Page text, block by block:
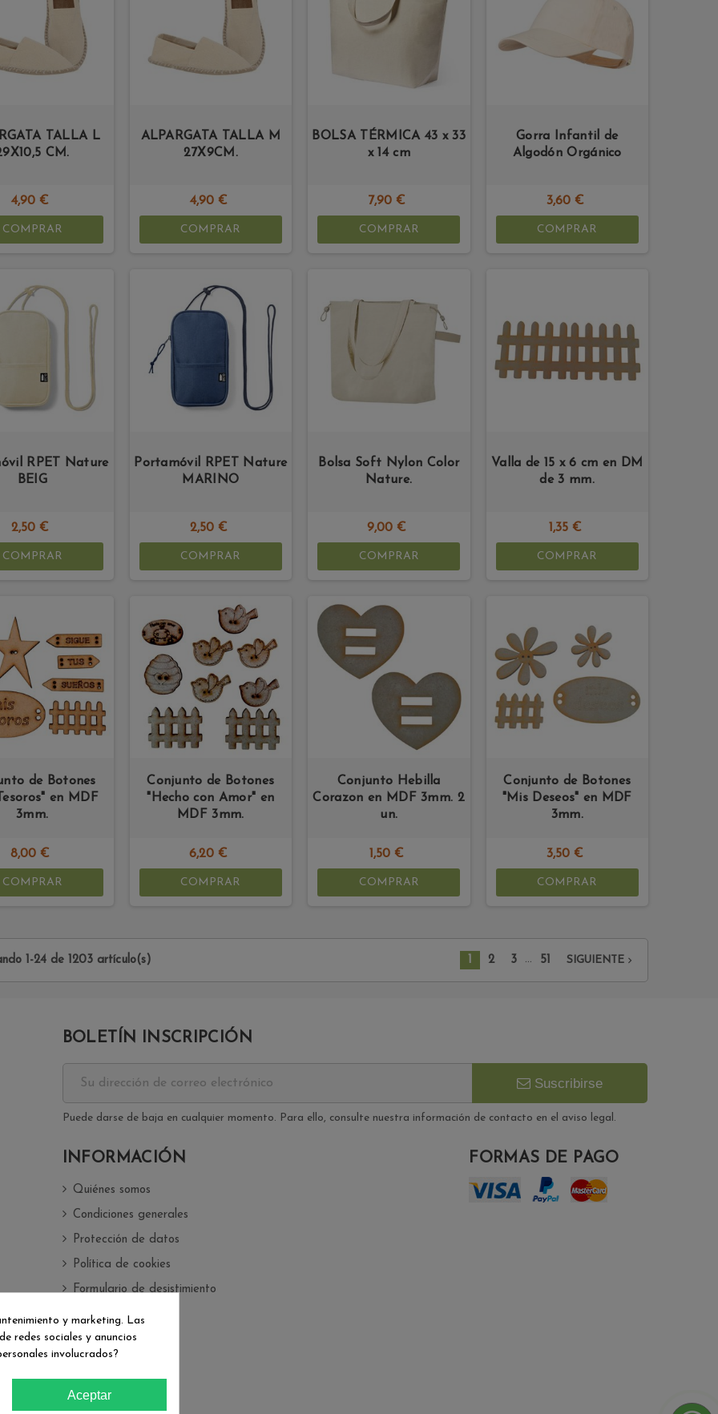
TALLA L
CM.
4,90 €
COMPRAR
ALPARGATA TALLA M
27X9CM.
4,90 €
COMPRAR
BOLSA TÉRMICA 43 x 33
x 14 cm
7,90 €
COMPRAR
Gorra Infantil de
Algodón Orgánico
3,60 €
COMPRAR
RPET Nature
BEIG
2,50 €
COMPRAR
Portamóvil RPET Nature
MARINO
2,50 €
COMPRAR
Bolsa Soft Nylon Color
Nature.
9,00 €
COMPRAR
Valla de 15 x 6 cm en DM
de 3 mm.
1,35 €
COMPRAR
de Botones
en MDF
3mm.
8,00 €
COMPRAR
Conjunto de Botones
"Hecho con Amor" en
MDF 3mm.
6,20 €
COMPRAR
Conjunto Hebilla
Corazon en MDF 3mm. 2
un.
1,50 €
COMPRAR
Conjunto de Botones
"Mis Deseos" en MDF
3mm.
3,50 €
COMPRAR
1-24 de 1203 artículo(s) 1 2 3 … 51 SIGUIENTE
BOLETÍN INSCRIPCIÓN
Suscribirse
Puede darse de baja en cualquier momento. Para ello, consulte nuestra información de contacto en el aviso legal.
INFORMACIÓN
Quiénes somos
Condiciones generales
Protección de datos
Política de cookies
Formulario de desistimiento
FORMAS DE PAGO
y marketing. Las
redes sociales y anuncios
involucrados?
Aceptar